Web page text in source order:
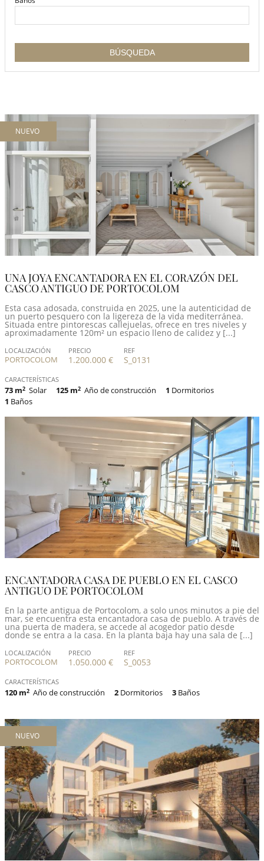
NUEVO
UNA JOYA ENCANTADORA EN EL CORAZÓN DEL
CASCO ANTIGUO DE PORTOCOLOM
Esta casa adosada, construida en 2025, une la autenticidad de
un puerto pesquero con la ligereza de la vida mediterránea.
Situada entre pintorescas callejuelas, ofrece en tres niveles y
aproximadamente 120m² un espacio lleno de calidez y [...]
LOCALIZACIÓN
PORTOCOLOM
PRECIO
1.200.000 €
REF
S_0131
CARACTERÍSTICAS
73 m2 Solar 125 m2 Año de construcción 1 Dormitorios
1 Baños
ENCANTADORA CASA DE PUEBLO EN EL CASCO
ANTIGUO DE PORTOCOLOM
En la parte antigua de Portocolom, a solo unos minutos a pie del
mar, se encuentra esta encantadora casa de pueblo. A través de
una puerta de madera, se accede al acogedor patio desde
donde se entra a la casa. En la planta baja hay una sala de [...]
LOCALIZACIÓN
PORTOCOLOM
PRECIO
1.050.000 €
REF
S_0053
CARACTERÍSTICAS
120 m2 Año de construcción 2 Dormitorios 3 Baños
NUEVO